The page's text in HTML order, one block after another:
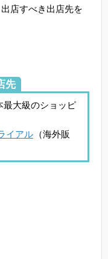
店すべき出店先を
先
最大級のショッピ
イアル （海外販